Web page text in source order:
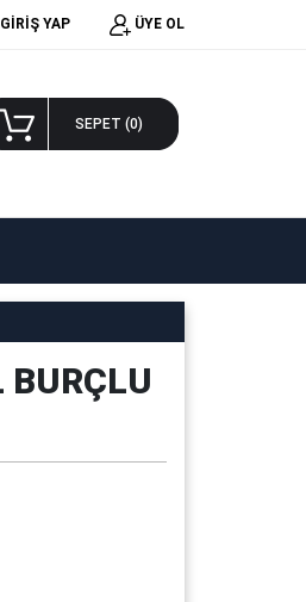
GİRİŞ YAP ÜYE OL
SEPET (0)
BURÇLU